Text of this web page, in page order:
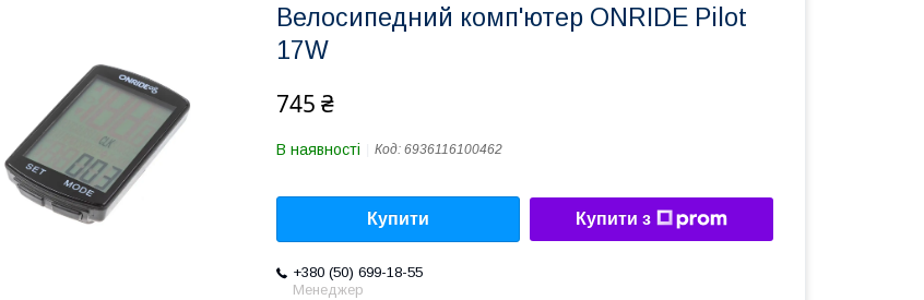
Велосипедний комп'ютер ONRIDE Pilot
17W
745 ₴
В наявності Код: 6936116100462
Купити Купити з
+380 (50) 699-18-55
Менеджер